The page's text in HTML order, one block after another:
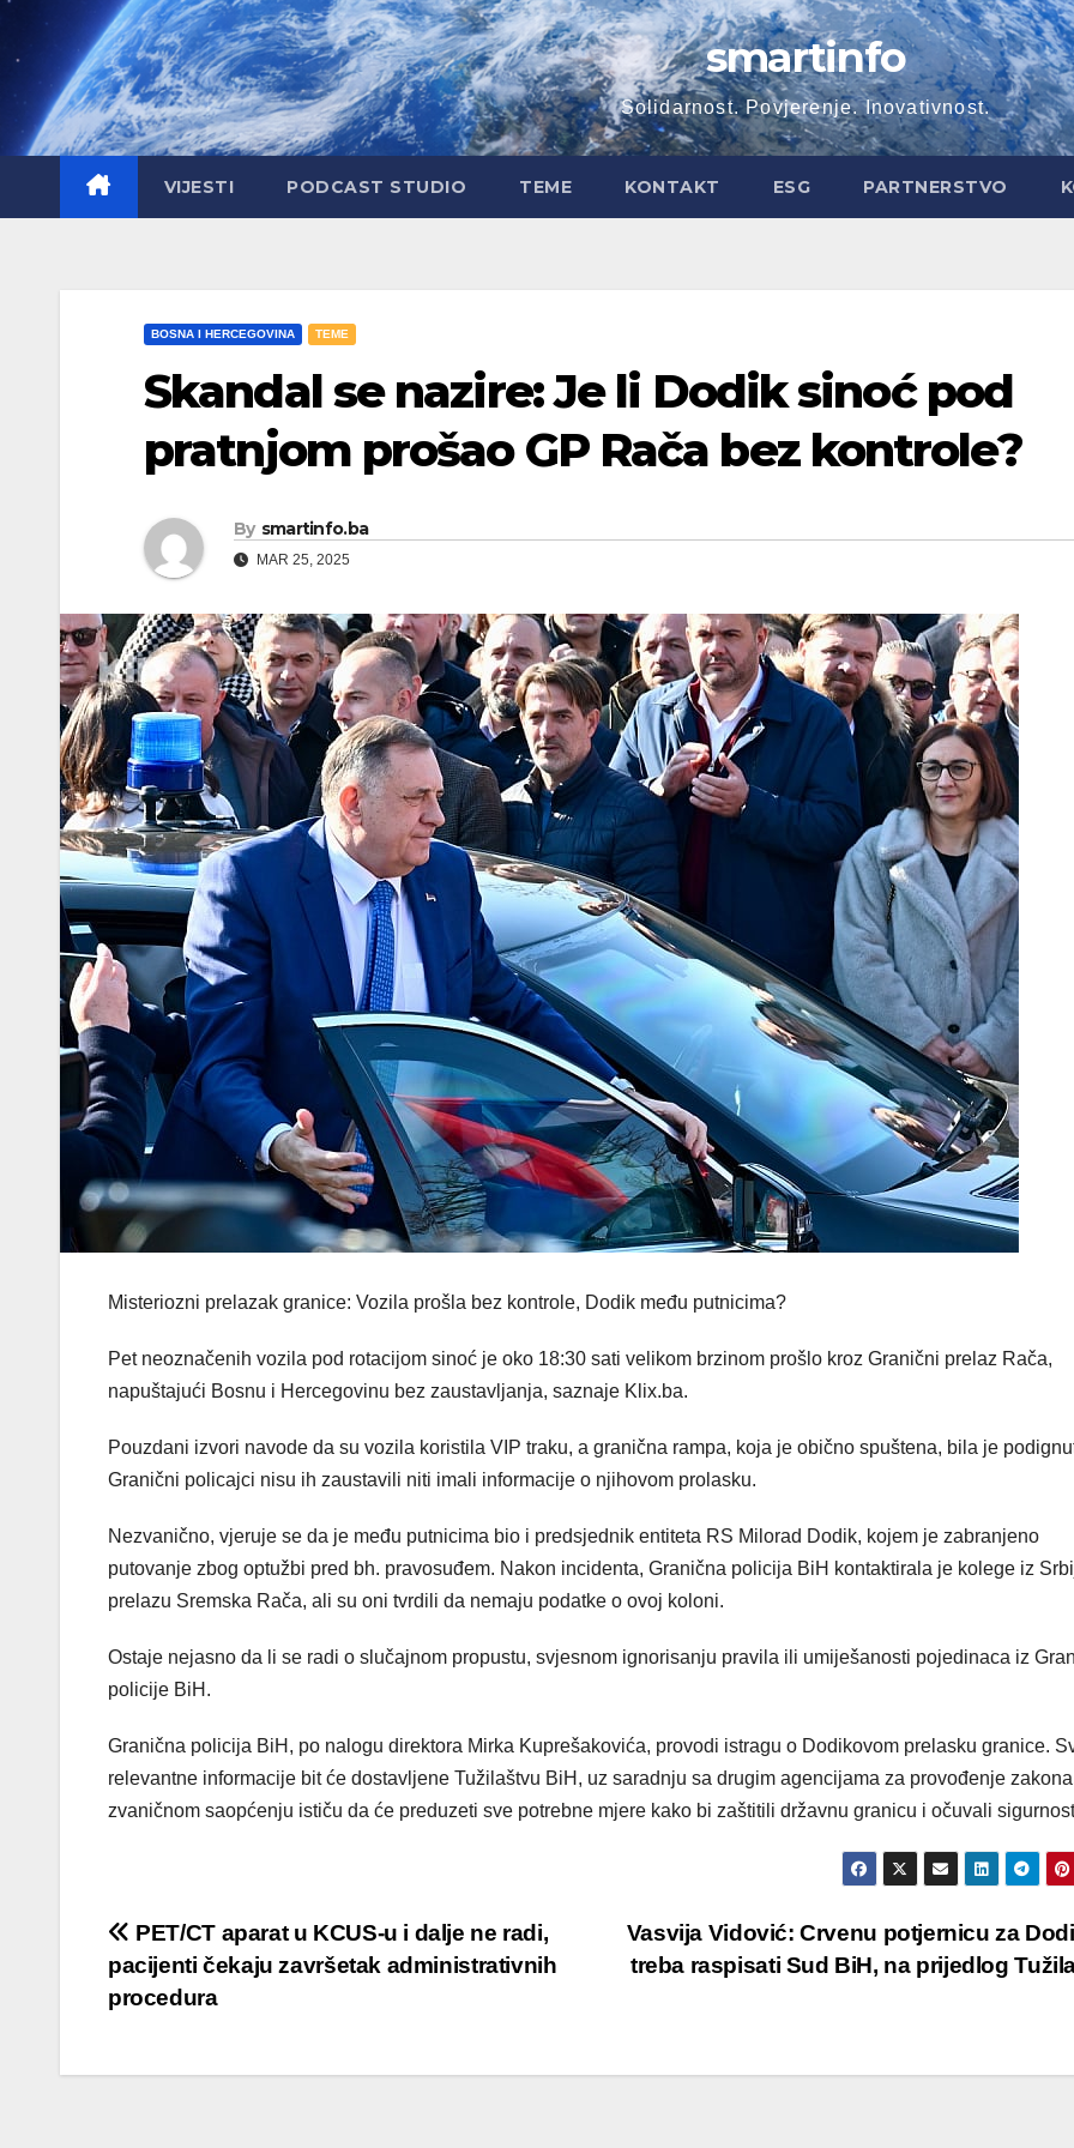
content
smartinfo
Solidarnost. Povjerenje. Inovativnost.
VIJESTI PODCAST STUDIO TEME KONTAKT ESG PARTNERSTVO
BOSNA I HERCEGOVINA TEME
Skandal se nazire: Je li Dodik sinoć pod
pratnjom prošao GP Rača bez kontrole?
By smartinfo.ba
MAR 25, 2025
Misteriozni prelazak granice: Vozila prošla bez kontrole, Dodik među putnicima?
Pet neoznačenih vozila pod rotacijom sinoć je oko 18:30 sati velikom brzinom prošlo kroz Granični prelaz Rača,
napuštajući Bosnu i Hercegovinu bez zaustavljanja, saznaje Klix.ba.
Pouzdani izvori navode da su vozila koristila VIP traku, a granična rampa, koja je obično spuštena, bila je
Granični policajci nisu ih zaustavili niti imali informacije o njihovom prolasku.
Nezvanično, vjeruje se da je među putnicima bio i predsjednik entiteta RS Milorad Dodik, kojem je zabranjeno
putovanje zbog optužbi pred bh. pravosuđem. Nakon incidenta, Granična policija BiH kontaktirala je kolege iz
prelazu Sremska Rača, ali su oni tvrdili da nemaju podatke o ovoj koloni.
Ostaje nejasno da li se radi o slučajnom propustu, svjesnom ignorisanju pravila ili umiješanosti pojedinaca iz
policije BiH.
Granična policija BiH, po nalogu direktora Mirka Kuprešakovića, provodi istragu o Dodikovom prelasku granice.
relevantne informacije bit će dostavljene Tužilaštvu BiH, uz saradnju sa drugim agencijama za provođenje
zvaničnom saopćenju ističu da će preduzeti sve potrebne mjere kako bi zaštitili državnu granicu i očuvali
Post
navigation
Vasvija Vidović: Crvenu potjernicu za
treba raspisati Sud BiH, na prijedlog
PET/CT aparat u KCUS-u i dalje ne radi,
pacijenti čekaju završetak administrativnih
procedura